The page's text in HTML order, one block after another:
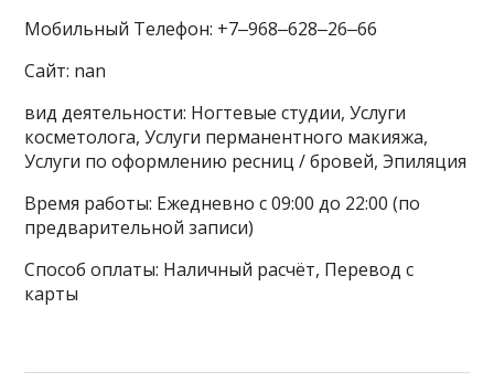
Мобильный Телефон: +7‒968‒628‒26‒66
Сайт: nan
вид деятельности: Ногтевые студии, Услуги
косметолога, Услуги перманентного макияжа,
Услуги по оформлению ресниц / бровей, Эпиляция
Время работы: Ежедневно с 09:00 до 22:00 (по
предварительной записи)
Способ оплаты: Наличный расчёт, Перевод с
карты